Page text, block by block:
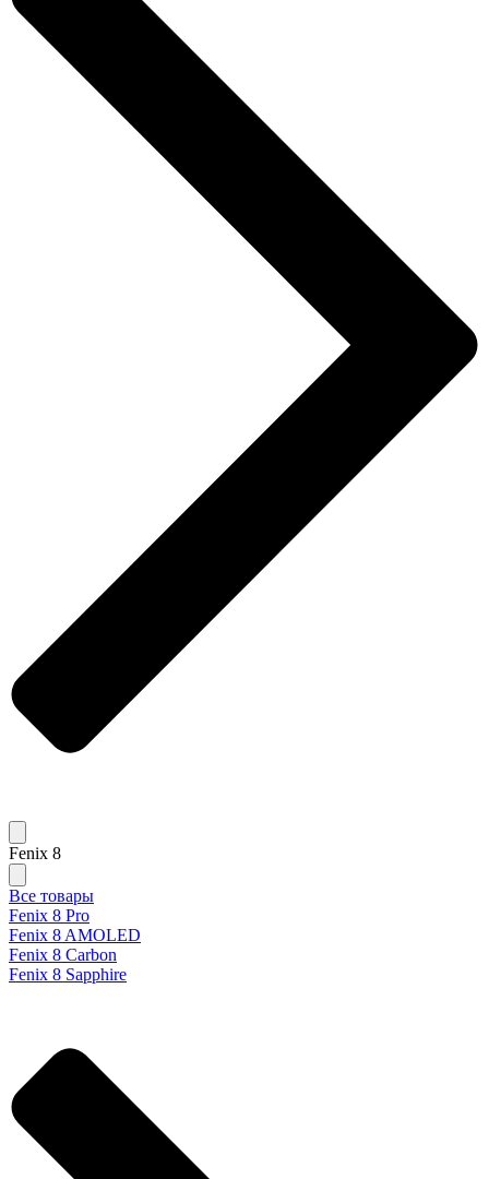
Fenix 8
Все товары
Fenix 8 Pro
Fenix 8 AMOLED
Fenix 8 Carbon
Fenix 8 Sapphire